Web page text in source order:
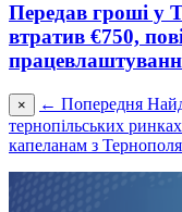
Передав гроші у
втратив €750,
× ← Попередня
тернопільських ринках
капеланам з